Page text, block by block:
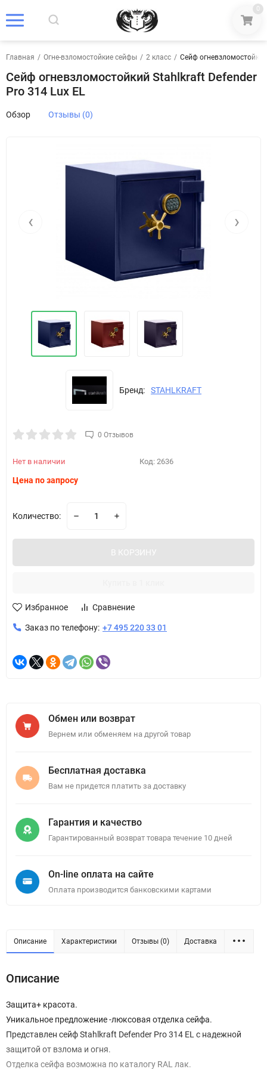
0
Главная / Огне-взломостойкие сейфы / 2 класс / Сейф
Сейф огневзломостойкий Stahlkraft Defender
Pro 314 Lux EL
Обзор Отзывы (0)
‹ ›
Бренд: STAHLKRAFT
0 Отзывов
Нет в наличии Код: 2636
Цена по запросу
Количество:
В КОРЗИНУ
Избранное Сравнение
Заказ по телефону: +7 495 220 33 01
Обмен или возврат
Вернем или обменяем на другой товар
Бесплатная доставка
Вам не придется платить за доставку
Гарантия и качество
Гарантированный возврат товара течение 10 дней
On-line оплата на сайте
Оплата производится банковскими картами
Описание Характеристики Отзывы (0) Доставка
Описание
Защита+ красота.
Уникальное предложение -люксовая отделка сейфа.
Представлен сейф Stahlkraft Defender Pro 314 EL с надежной
защитой от взлома и огня.
Отделка сейфа возможна по каталогу RAL лак.